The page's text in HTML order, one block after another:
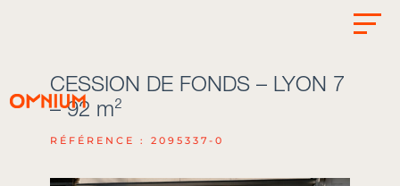
CESSION DE FONDS – LYON 7
– 92 m²
RÉFÉRENCE : 2095337-0